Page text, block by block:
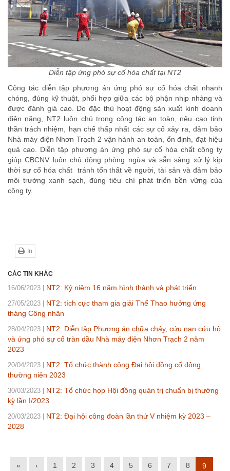
Diễn tập ứng phó sự cố hóa chất tại NT2
Công tác diễn tập phương án ứng phó sự cố hóa chất nhanh
chóng, đúng kỹ thuật, phối hợp giữa các bộ phận nhịp nhàng và
được đánh giá cao. Do đặc thù hoạt động sản xuất kinh doanh
điện năng, NT2 luôn chú trọng công tác an toàn, nêu cao tinh
thần trách nhiệm, hạn chế thấp nhất các sự cố xảy ra, đảm bảo
Nhà máy điện Nhơn Trạch 2 vận hành an toàn, ổn định, đạt hiệu
quả cao. Diễn tập phương án ứng phó sự cố hóa chất công ty
giúp CBCNV luôn chủ động phòng ngừa và sẵn sàng xử lý kịp
thời sự cố hóa chất tránh tổn thất về người, tài sản và đảm bảo
môi trường xanh sạch, đúng tiêu chí phát triển bền vững của
công ty.
In
CÁC TIN KHÁC
16/06/2023 NT2: Kỷ niệm 16 năm hình thành và phát triển
27/05/2023
NT2: tích cực tham gia giải Thể Thao hưởng ứng
tháng Công nhân
28/04/2023
NT2: Diễn tập Phương án chữa cháy, cứu nạn cứu hộ
và ứng phó sự cố tràn dầu Nhà máy điện Nhơn Trạch 2 năm
2023
20/04/2023
NT2: Tổ chức thành công Đại hội đồng cổ đông
thường niên 2023
30/03/2023
NT2: Tổ chức họp Hội đồng quản trị chuẩn bị thường
kỳ lần I/2023
20/03/2023
NT2: Đại hội công đoàn lần thứ V nhiệm kỳ 2023 –
2028
« ‹ 1 2 3 4 5 6 7 8 9